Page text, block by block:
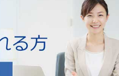
寝具
一部の家電